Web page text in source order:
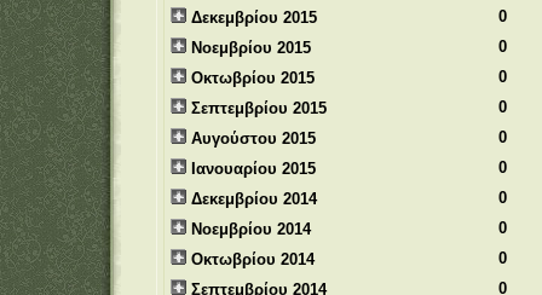
Δεκεμβρίου 2015
0
Νοεμβρίου 2015
0
Οκτωβρίου 2015
0
Σεπτεμβρίου 2015
0
Αυγούστου 2015
0
Ιανουαρίου 2015
0
Δεκεμβρίου 2014
0
Νοεμβρίου 2014
0
Οκτωβρίου 2014
0
Σεπτεμβρίου 2014
0